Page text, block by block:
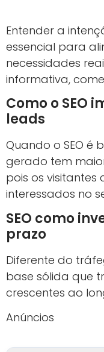
Entender a
essencial para
necessidades
informativa,
Como o SEO
leads
Quando o SEO é
gerado tem
pois os
interessados no
SEO como
prazo
Diferente do
base sólida que
crescentes ao
Anúncios